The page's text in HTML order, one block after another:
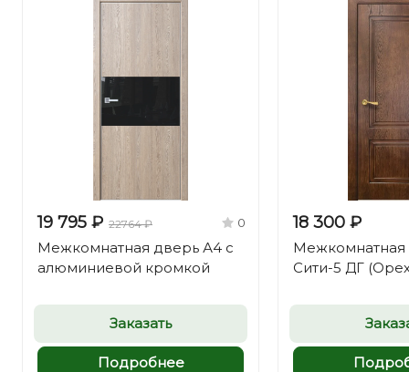
19 795 ₽ 22764 ₽ 0
Межкомнатная дверь А4 с
алюминиевой кромкой
Заказать
Подробнее
18 300 ₽
Межкомнатная
Сити-5 ДГ